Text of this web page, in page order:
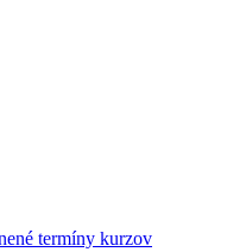
termíny kurzov